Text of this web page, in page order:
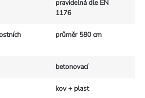
pravidelná dle EN
1176
průměr 580 cm
betonovací
kov + plast